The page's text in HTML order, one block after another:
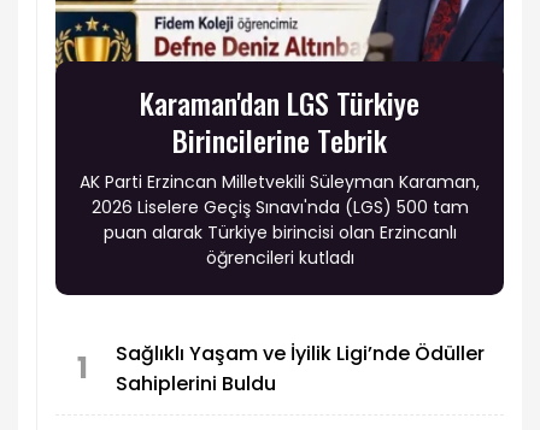
Karaman'dan LGS Türkiye
Birincilerine Tebrik
AK Parti Erzincan Milletvekili Süleyman Karaman,
2026 Liselere Geçiş Sınavı'nda (LGS) 500 tam
puan alarak Türkiye birincisi olan Erzincanlı
öğrencileri kutladı
1
Sağlıklı Yaşam ve İyilik Ligi’nde Ödüller
Sahiplerini Buldu